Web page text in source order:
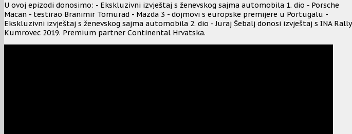
U ovoj epizodi donosimo: - Ekskluzivni izvještaj s ženevskog sajma automobila 1. dio - Porsche
Macan - testirao Branimir Tomurad - Mazda 3 - dojmovi s europske premijere u Portugalu -
Ekskluzivni izvještaj s ženevskog sajma automobila 2. dio - Juraj Šebalj donosi izvještaj s INA Rally
Kumrovec 2019. Premium partner Continental Hrvatska.